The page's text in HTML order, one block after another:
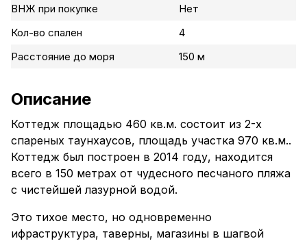
ВНЖ при покупке
Нет
Кол-во спален
4
Расстояние до моря
150 м
Описание
Коттедж площадью 460 кв.м. состоит из 2-х
спареных таунхаусов, площадь участка 970 кв.м..
Коттедж был построен в 2014 году, находится
всего в 150 метрах от чудесного песчаного пляжа
с чистейшей лазурной водой.
Это тихое место, но одновременно
ифраструктура, таверны, магазины в шагвой